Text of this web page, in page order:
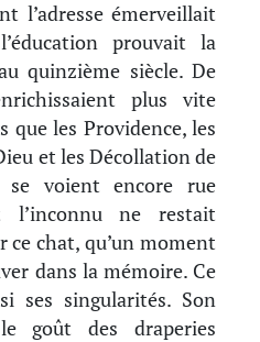
l’adresse émerveillait
prouvait la
quinzième siècle. De
plus vite
que les Providence, les
et les Décollation de
se voient encore rue
l’inconnu ne restait
ce chat, qu’un moment
dans la mémoire. Ce
ses singularités. Son
goût des draperies